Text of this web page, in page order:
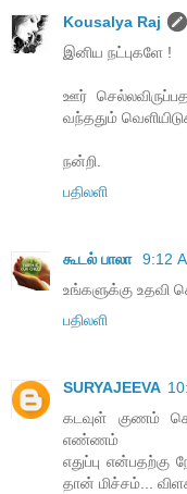
Kousalya Raj
இனிய நட்புகளே !
ஊர்
வந்ததும்
நன்றி.
பதிலளி
கூடல் பாலா 9:12
உங்களுக்கு உதவி
பதிலளி
SURYAJEEVA
கடவுள் குணம்
எண்ணம்
எதுப்பு என்பதற்கு
தான் மிச்சம்...